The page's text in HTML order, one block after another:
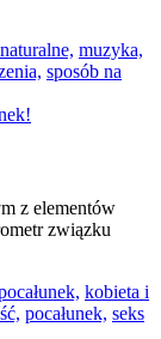
muzyka,
sposób na
z elementów
związku
kobieta i
pocałunek, seks